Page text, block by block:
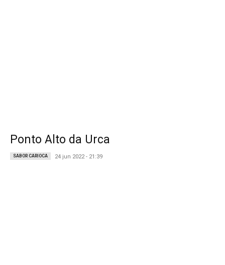
Ponto Alto da Urca
SABOR CARIOCA 24 jun 2022 - 21:39